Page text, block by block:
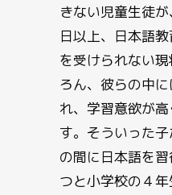
きない児童生徒
日以上、日本語
を受けられない
ろん、彼らの中
れ、学習意欲が
す。そういった
の間に日本語を
つと小学校の４